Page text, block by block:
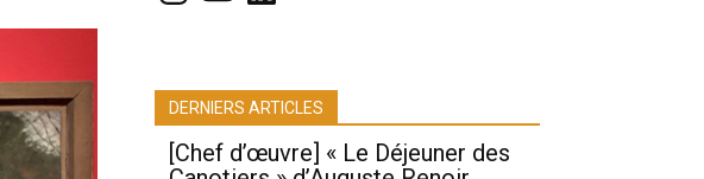
DERNIERS ARTICLES
[Chef d’œuvre] « Le Déjeuner des